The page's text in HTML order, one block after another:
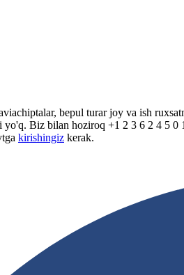
bepul turar joy va ish
Biz bilan hoziroq +1 2 3 6 2 4 5 0
kirishingiz kerak.